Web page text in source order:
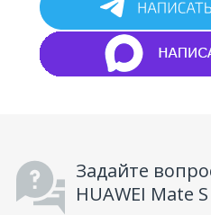
Задайте
HUAWEI Mate S